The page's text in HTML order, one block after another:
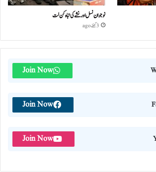
نوجوان نسل اور نشے کی تباہ کن لت
3 گھنٹے ago
Join Now
Join Now
Join Now